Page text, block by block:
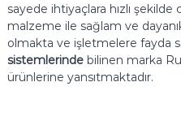
sayede ihtiyaçlara hızlı
malzeme ile sağlam ve
olmakta ve işletmelere fayda
sistemlerindebilinen marka
ürünlerine yansıtmaktadır.